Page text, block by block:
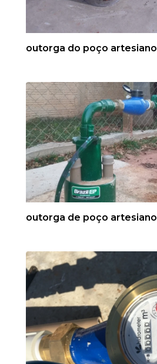
outorga do poço artesiano
outorga de poço artesiano